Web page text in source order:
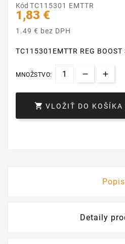
Kód TC115301 EMTTR
1,83 €
1.49 € bez DPH
TC115301EMTTR REG
MNOŽSTVO:
 VLOŽIŤ DO KOŠÍKA
Popis
Detaily